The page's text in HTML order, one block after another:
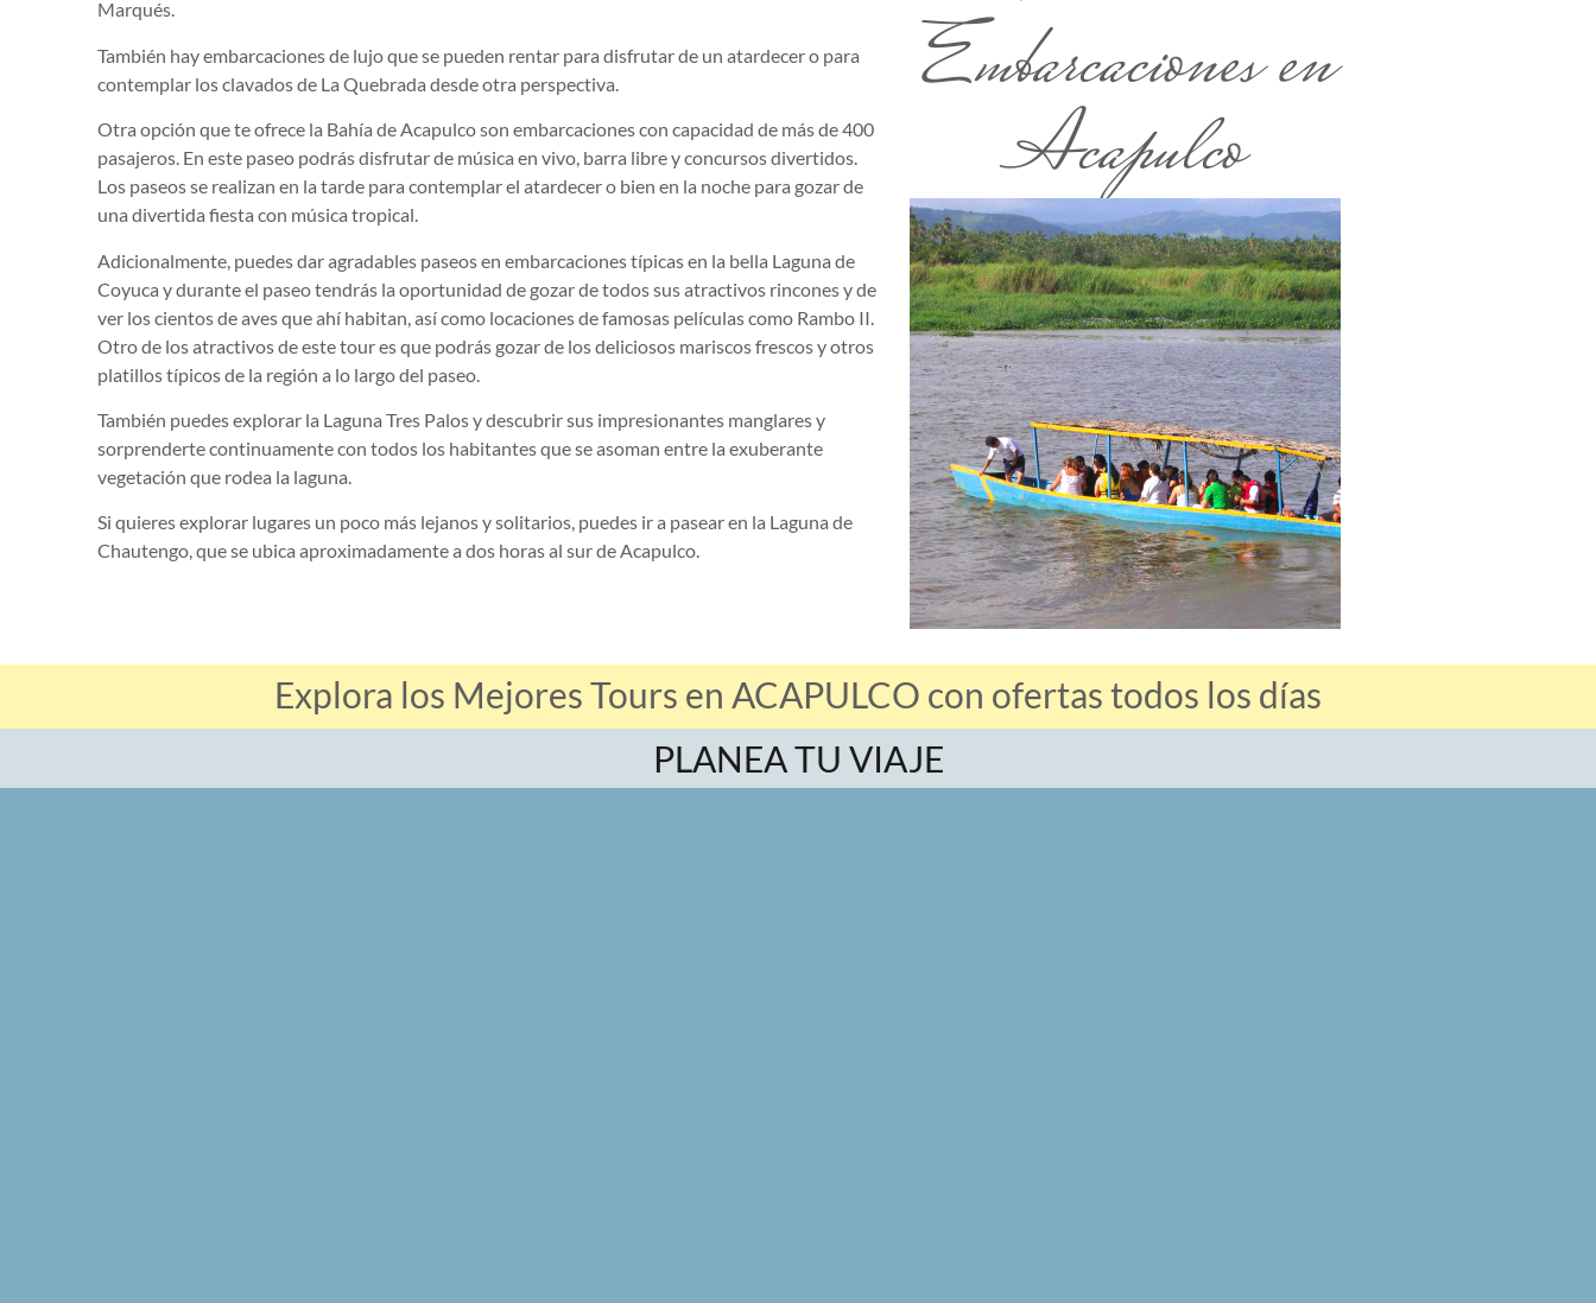
Marqués.
También hay embarcaciones de lujo que se pueden rentar para disfrutar de un atardecer o para
contemplar los clavados de La Quebrada desde otra perspectiva.
Otra opción que te ofrece la Bahía de Acapulco son embarcaciones con capacidad de más de 400
pasajeros. En este paseo podrás disfrutar de música en vivo, barra libre y concursos divertidos.
Los paseos se realizan en la tarde para contemplar el atardecer o bien en la noche para gozar de
una divertida fiesta con música tropical.
Adicionalmente, puedes dar agradables paseos en embarcaciones típicas en la bella Laguna de
Coyuca y durante el paseo tendrás la oportunidad de gozar de todos sus atractivos rincones y de
ver los cientos de aves que ahí habitan, así como locaciones de famosas películas como Rambo II.
Otro de los atractivos de este tour es que podrás gozar de los deliciosos mariscos frescos y otros
platillos típicos de la región a lo largo del paseo.
También puedes explorar la Laguna Tres Palos y descubrir sus impresionantes manglares y
sorprenderte continuamente con todos los habitantes que se asoman entre la exuberante
vegetación que rodea la laguna.
Si quieres explorar lugares un poco más lejanos y solitarios, puedes ir a pasear en la Laguna de
Chautengo, que se ubica aproximadamente a dos horas al sur de Acapulco.
Embarcaciones en
Acapulco
Explora los Mejores Tours en ACAPULCO con ofertas todos los días
PLANEA TU VIAJE